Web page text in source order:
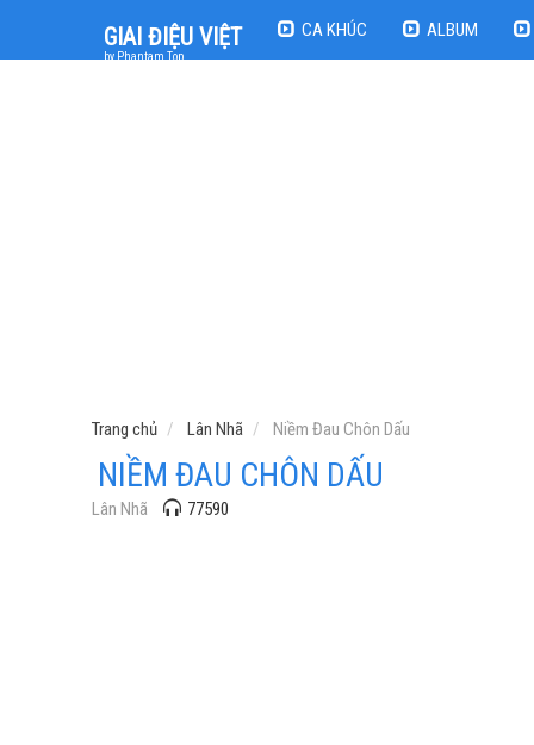
GIAI ĐIỆU VIỆT
by Phantam Top
CA KHÚC ALBUM
Trang chủ Lân Nhã Niềm Đau Chôn Dấu
NIỀM ĐAU CHÔN DẤU
Lân Nhã 77590